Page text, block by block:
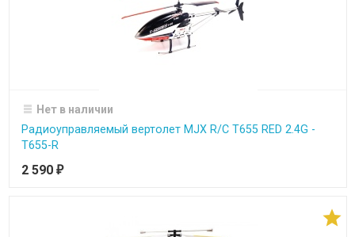
Нет в наличии
Радиоуправляемый вертолет MJX R/C T655 RED 2.4G -
T655-R
2 590 ₽
